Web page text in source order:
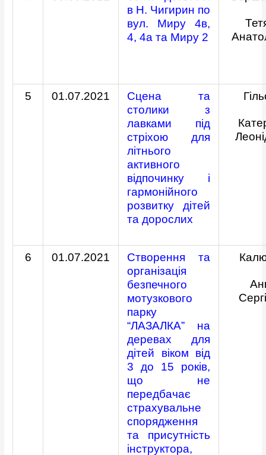
в Н. Чигирин по
вул. Миру 4в,
4, 4а та Миру 2
5 01.07.2021
Сцена та
столики з
лавками під
стріхою для
літнього
активного
відпочинку і
гармонійного
розвитку дітей
та дорослих
6 01.07.2021
Створення та
організація
безпечного
мотузкового
парку
“ЛАЗАЛКА” на
деревах для
дітей віком від
3 до 15 років,
що не
передбачає
страхувальне
спорядження
та присутність
інструктора,